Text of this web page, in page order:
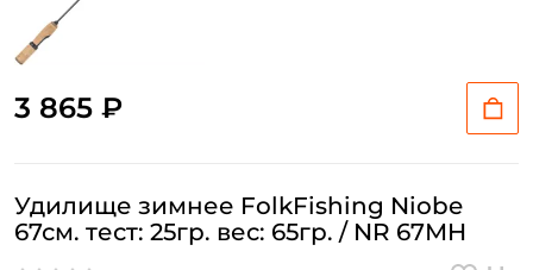
3 865 ₽
Удилище зимнее FolkFishing Niobe
67см. тест: 25гр. вес: 65гр. / NR 67МH